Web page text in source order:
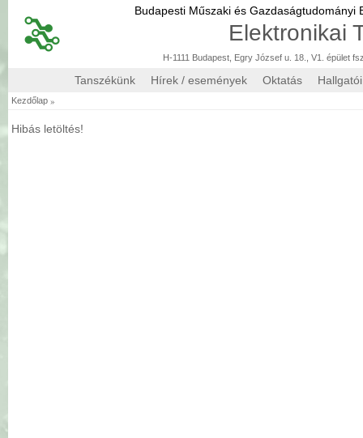
Budapesti Műszaki és Gazdaságtudományi
Elektronikai
H-1111 Budapest, Egry József u. 18., V1. épület
Tanszékünk Hírek / események Oktatás
Kezdőlap »
Hibás letöltés!